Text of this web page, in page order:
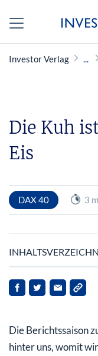
Investor Verlag
Die Kuh
Eis
DAX 40 3
Die Kuh ist noch
Die Berichtssaison
hinter uns, womit